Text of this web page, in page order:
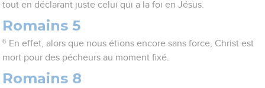
tout en déclarant juste celui qui a la foi en Jésus.
Romains 5
6 En effet, alors que nous étions encore sans force, Christ est
mort pour des pécheurs au moment fixé.
Romains 8